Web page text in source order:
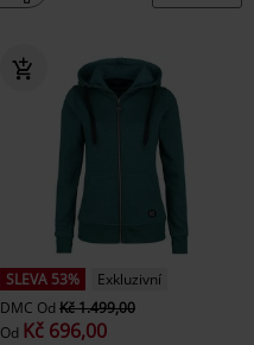
SLEVA 53%
Exkluzivní
DMC Od Kč 1.499,00
Od Kč 696,00